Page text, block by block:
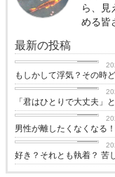
ら、見
める皆
最新の投稿
もしかして浮気？その時
love
「君はひとりで大丈夫」
love
男性が離したくなくなる
love
好き？それとも執着？ 苦